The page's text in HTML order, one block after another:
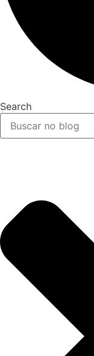
Search